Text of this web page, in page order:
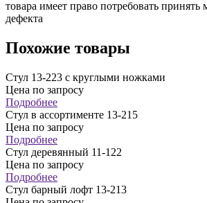
товара имеет право потребовать
дефекта
Похожие товары
Стул 13-223 с круглыми ножками
Цена по запросу
Подробнее
Стул в ассортименте 13-215
Цена по запросу
Подробнее
Стул деревянный 11-122
Цена по запросу
Подробнее
Стул барный лофт 13-213